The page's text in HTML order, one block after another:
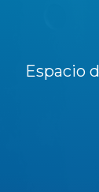
Espacio